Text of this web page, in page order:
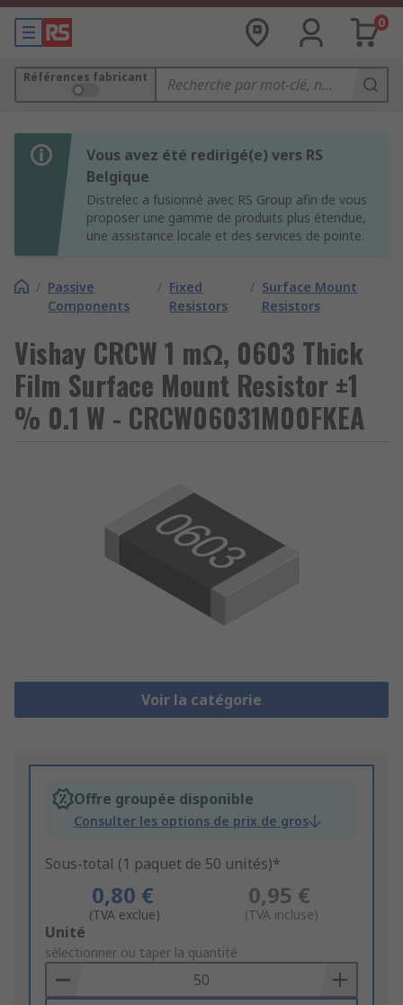
0
Références fabricant
Vous avez été redirigé(e) vers RS
Belgique
Distrelec a fusionné avec RS Group afin de vous
proposer une gamme de produits plus étendue,
une assistance locale et des services de pointe.
/ Passive
Components
/ Fixed
Resistors
/ Surface Mount
Resistors
Vishay CRCW 1 mΩ, 0603 Thick
Film Surface Mount Resistor ±1
% 0.1 W - CRCW06031M00FKEA
Voir la catégorie
Offre groupée disponible
Consulter les options de prix de gros
Sous-total (1 paquet de 50 unités)*
0,80 €
(TVA exclue)
0,95 €
(TVA incluse)
Add
to
Basket
Unité
sélectionner ou taper la quantité